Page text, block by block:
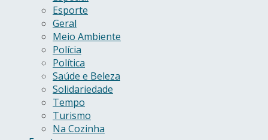
Esporte
Geral
Meio Ambiente
Polícia
Política
Saúde e Beleza
Solidariedade
Tempo
Turismo
Na Cozinha